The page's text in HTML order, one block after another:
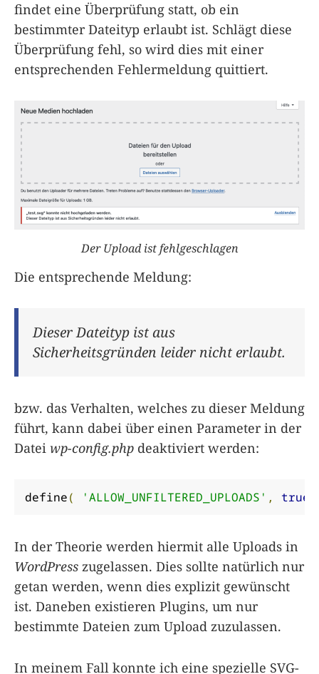
findet eine Überprüfung statt, ob ein
bestimmter Dateityp erlaubt ist. Schlägt diese
Überprüfung fehl, so wird dies mit einer
entsprechenden Fehlermeldung quittiert.
Der Upload ist fehlgeschlagen
Die entsprechende Meldung:
Dieser Dateityp ist aus
Sicherheitsgründen leider nicht erlaubt.
bzw. das Verhalten, welches zu dieser Meldung
führt, kann dabei über einen Parameter in der
Datei wp-config.php deaktiviert werden:
define( 'ALLOW_UNFILTERED_UPLOADS' , true
In der Theorie werden hiermit alle Uploads in
WordPress zugelassen. Dies sollte natürlich nur
getan werden, wenn dies explizit gewünscht
ist. Daneben existieren Plugins, um nur
bestimmte Dateien zum Upload zuzulassen.
In meinem Fall konnte ich eine spezielle SVG-